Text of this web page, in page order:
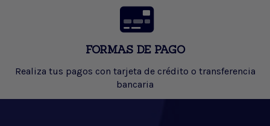
FORMAS DE PAGO
Realiza tus pagos con tarjeta de crédito o transferencia
bancaria